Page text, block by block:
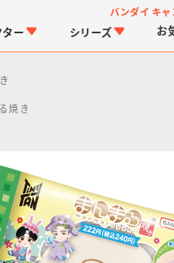
バンダイ キ
ー
ーシリーズ
PROJECT
ーパー戦隊
シリーズ
つりグミ
お
焼き